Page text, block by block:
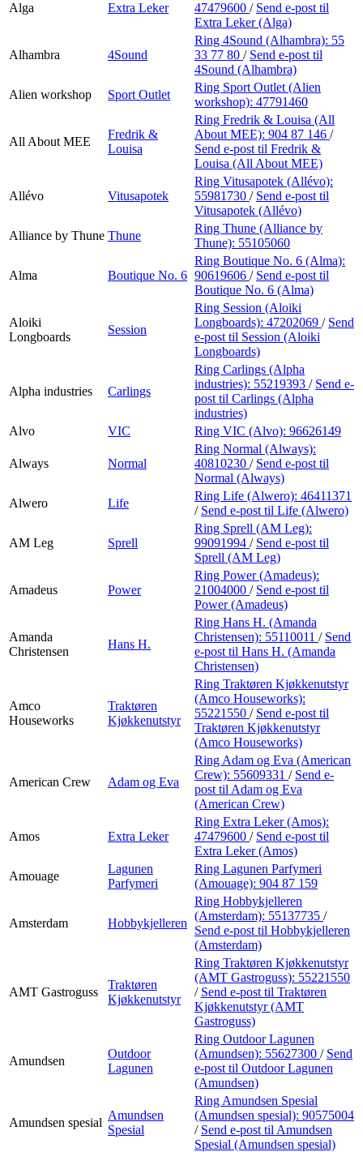
Alga Extra Leker 47479600 / Send e-post til
Extra Leker (Alga)
Alhambra 4Sound
Ring 4Sound (Alhambra): 55
33 77 80 / Send e-post til
4Sound (Alhambra)
Alien workshop
Sport Outlet
Ring Sport Outlet (Alien
workshop): 47791460
All About MEE
Fredrik &
Louisa
Ring Fredrik & Louisa (All
About MEE): 904 87 146 /
Send e-post til Fredrik &
Louisa (All About MEE)
Allévo Vitusapotek
Ring Vitusapotek (Allévo):
55981730 / Send e-post til
Vitusapotek (Allévo)
Alliance by Thune Thune
Ring Thune (Alliance by
Thune): 55105060
Alma Boutique No. 6
Ring Boutique No. 6 (Alma):
90619606 / Send e-post til
Boutique No. 6 (Alma)
Aloiki
Longboards
Session
Ring Session (Aloiki
Longboards): 47202069 / Send
e-post til Session (Aloiki
Longboards)
Alpha industries Carlings
Ring Carlings (Alpha
industries): 55219393 / Send e-
post til Carlings (Alpha
industries)
Alvo
VIC Ring VIC (Alvo): 96626149
Always Normal
Ring Normal (Always):
40810230 / Send e-post til
Normal (Always)
Alwero
Life
Ring Life (Alwero): 46411371
/ Send e-post til Life (Alwero)
AM Leg Sprell
Ring Sprell (AM Leg):
99091994 / Send e-post til
Sprell (AM Leg)
Amadeus Power
Ring Power (Amadeus):
21004000 / Send e-post til
Power (Amadeus)
Amanda
Christensen
Hans H.
Ring Hans H. (Amanda
Christensen): 55110011 / Send
e-post til Hans H. (Amanda
Christensen)
Amco
Houseworks
Traktøren
Kjøkkenutstyr
Ring Traktøren Kjøkkenutstyr
(Amco Houseworks):
55221550 / Send e-post til
Traktøren Kjøkkenutstyr
(Amco Houseworks)
American Crew Adam og Eva
Ring Adam og Eva (American
Crew): 55609331 / Send e-
post til Adam og Eva
(American Crew)
Amos Extra Leker
Ring Extra Leker (Amos):
47479600 / Send e-post til
Extra Leker (Amos)
Amouage
Lagunen
Parfymeri
Ring Lagunen Parfymeri
(Amouage): 904 87 159
Amsterdam Hobbykjelleren
Ring Hobbykjelleren
(Amsterdam): 55137735 /
Send e-post til Hobbykjelleren
(Amsterdam)
AMT Gastroguss
Traktøren
Kjøkkenutstyr
Ring Traktøren Kjøkkenutstyr
(AMT Gastroguss): 55221550
/ Send e-post til Traktøren
Kjøkkenutstyr (AMT
Gastroguss)
Amundsen
Outdoor
Lagunen
Ring Outdoor Lagunen
(Amundsen): 55627300 / Send
e-post til Outdoor Lagunen
(Amundsen)
Amundsen spesial
Amundsen
Spesial
Ring Amundsen Spesial
(Amundsen spesial): 90575004
/ Send e-post til Amundsen
Spesial (Amundsen spesial)